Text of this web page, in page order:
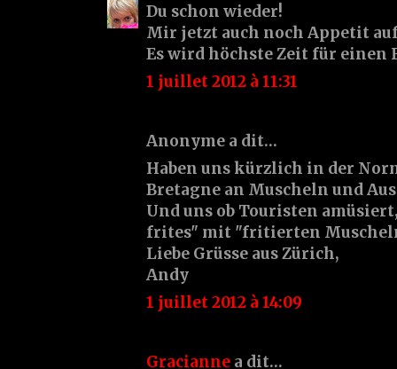
Du schon wieder!
Mir jetzt auch noch Appetit
Es wird höchste Zeit für einen
1 juillet 2012 à 11:31
Anonyme a dit…
Haben uns kürzlich in der
Bretagne an Muscheln und
Und uns ob Touristen
frites" mit "fritierten
Liebe Grüsse aus Zürich,
Andy
1 juillet 2012 à 14:09
Gracianne a dit…